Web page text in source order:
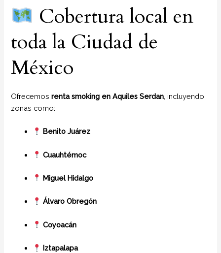
Cobertura local en
toda la Ciudad de
México
Ofrecemosrenta smoking en Aquiles Serdan , incluyendo
zonas como:
Benito Juárez
Cuauhtémoc
Miguel Hidalgo
Álvaro Obregón
Coyoacán
Iztapalapa